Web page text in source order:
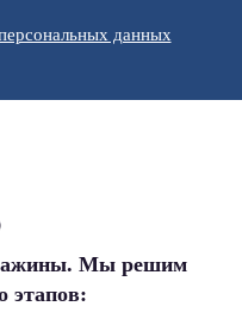
данных
Мы решим
этапов: